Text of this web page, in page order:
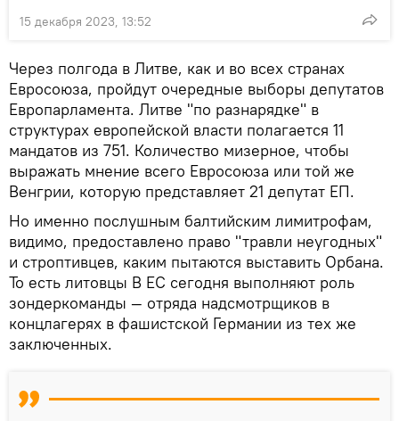
15 декабря 2023, 13:52
Через полгода в Литве, как и во всех странах
Евросоюза, пройдут очередные выборы депутатов
Европарламента. Литве "по разнарядке" в
структурах европейской власти полагается 11
мандатов из 751. Количество мизерное, чтобы
выражать мнение всего Евросоюза или той же
Венгрии, которую представляет 21 депутат ЕП.
Но именно послушным балтийским лимитрофам,
видимо, предоставлено право "травли неугодных"
и строптивцев, каким пытаются выставить Орбана.
То есть литовцы В ЕС сегодня выполняют роль
зондеркоманды — отряда надсмотрщиков в
концлагерях в фашистской Германии из тех же
заключенных.